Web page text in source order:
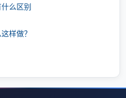
么区别
样做？